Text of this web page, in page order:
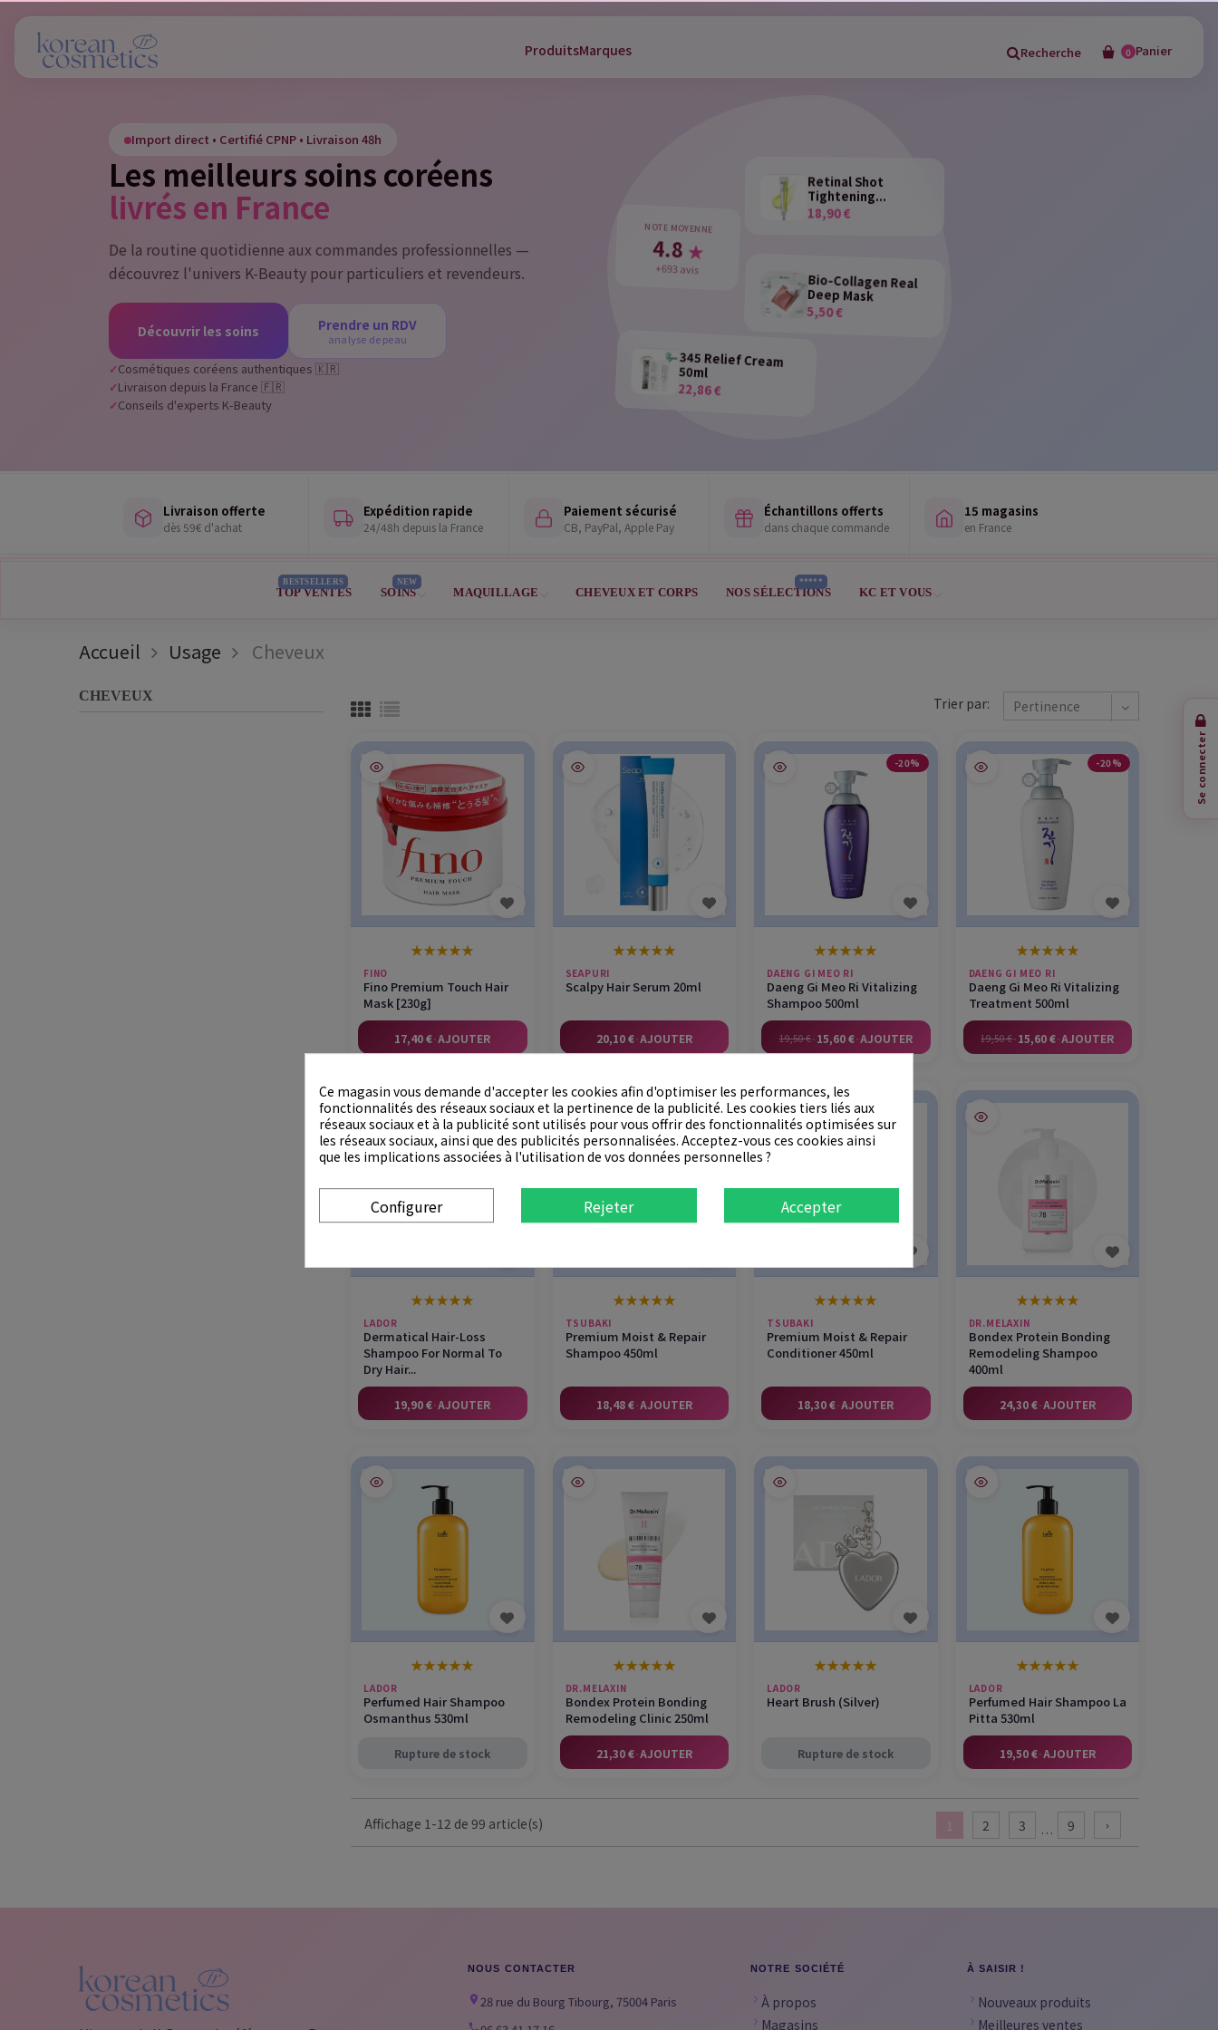
ProduitsMarques Recherche 0 Panier
Se connecter
Import direct • Certifié CPNP • Livraison 48h
Les meilleurs soins coréens
livrés en France
De la routine quotidienne aux commandes professionnelles —
découvrez l'univers K-Beauty pour particuliers et revendeurs.
Découvrir les soins Prendre un RDV
analyse de peau
Cosmétiques coréens authentiques 🇰🇷
Livraison depuis la France 🇫🇷
Conseils d'experts K-Beauty
Retinal Shot
Tightening...
18,90 €
345 Relief Cream
50ml
22,86 €
Bio-Collagen Real
Deep Mask
5,50 €
NOTE MOYENNE
4.8 ★
+693 avis
Livraison offerte
dès 59€ d'achat
Expédition rapide
24/48h depuis la France
Paiement sécurisé
CB, PayPal, Apple Pay
Échantillons offerts
dans chaque commande
15 magasins
en France
TOP VENTES
BESTSELLERS
SOINS
NEW
MAQUILLAGE CHEVEUX ET CORPS NOS SÉLECTIONS
*****
KC ET VOUS
Accueil Usage Cheveux
CHEVEUX Trier par: Pertinence
★★★★★
FINO
Fino Premium Touch Hair
Mask [230g]
17,40 €·AJOUTER
★★★★★
SEAPURI
Scalpy Hair Serum 20ml
20,10 €·AJOUTER
-20%
★★★★★
DAENG GI MEO RI
Daeng Gi Meo Ri Vitalizing
Shampoo 500ml
19,50 €·15,60 €·AJOUTER
-20%
★★★★★
DAENG GI MEO RI
Daeng Gi Meo Ri Vitalizing
Treatment 500ml
19,50 €·15,60 €·AJOUTER
★★★★★
LADOR
Dermatical Hair-Loss
Shampoo For Normal To
Dry Hair...
19,90 €·AJOUTER
★★★★★
TSUBAKI
Premium Moist & Repair
Shampoo 450ml
18,48 €·AJOUTER
★★★★★
TSUBAKI
Premium Moist & Repair
Conditioner 450ml
18,30 €·AJOUTER
★★★★★
DR.MELAXIN
Bondex Protein Bonding
Remodeling Shampoo
400ml
24,30 €·AJOUTER
★★★★★
LADOR
Perfumed Hair Shampoo
Osmanthus 530ml
Rupture de stock
★★★★★
DR.MELAXIN
Bondex Protein Bonding
Remodeling Clinic 250ml
21,30 €·AJOUTER
★★★★★
LADOR
Heart Brush (Silver)
Rupture de stock
★★★★★
LADOR
Perfumed Hair Shampoo La
Pitta 530ml
19,50 €·AJOUTER
Affichage 1-12 de 99 article(s) 1 2 3 … 9 chevron_right
NOUS CONTACTER
28 rue du Bourg Tibourg, 75004 Paris
NOTRE SOCIÉTÉ
À propos
Magasins
À SAISIR !
Nouveaux produits
Meilleures ventes
Ce magasin vous demande d'accepter les cookies afin d'optimiser les performances, les
fonctionnalités des réseaux sociaux et la pertinence de la publicité. Les cookies tiers liés aux
réseaux sociaux et à la publicité sont utilisés pour vous offrir des fonctionnalités optimisées sur
les réseaux sociaux, ainsi que des publicités personnalisées. Acceptez-vous ces cookies ainsi
que les implications associées à l'utilisation de vos données personnelles ?
Configurer Rejeter Accepter